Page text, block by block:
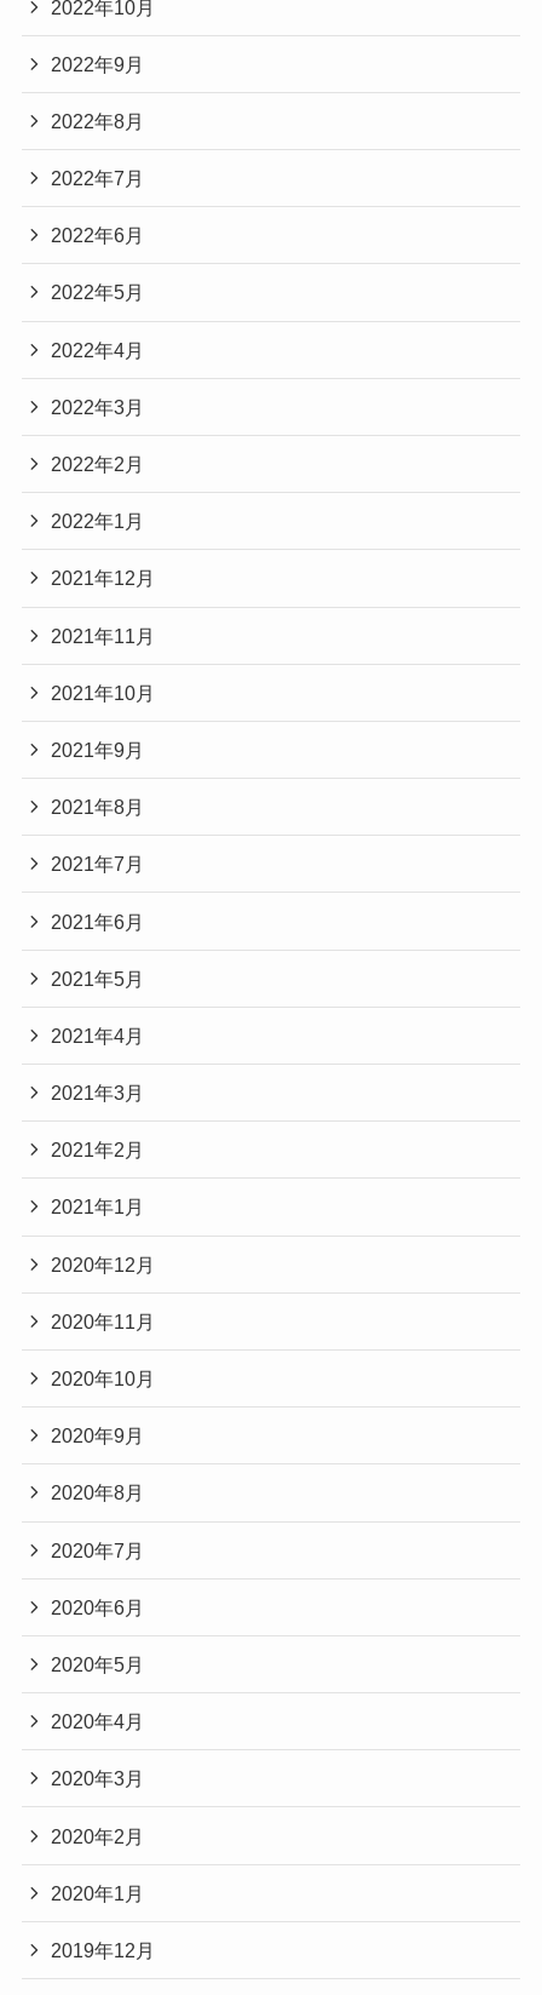
2022年10月
2022年9月
2022年8月
2022年7月
2022年6月
2022年5月
2022年4月
2022年3月
2022年2月
2022年1月
2021年12月
2021年11月
2021年10月
2021年9月
2021年8月
2021年7月
2021年6月
2021年5月
2021年4月
2021年3月
2021年2月
2021年1月
2020年12月
2020年11月
2020年10月
2020年9月
2020年8月
2020年7月
2020年6月
2020年5月
2020年4月
2020年3月
2020年2月
2020年1月
2019年12月